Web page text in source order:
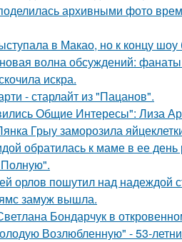
архивными фото
в Макао, но к концу
волна обсуждений:
искра.
- старлайт из "Пацанов".
Общие Интересы": Лиза
Грыу заморозила
обратилась к маме в ее
орлов пошутил над надеждой
замуж вышла.
Бондарчук в
Возлюбленную" - 53-